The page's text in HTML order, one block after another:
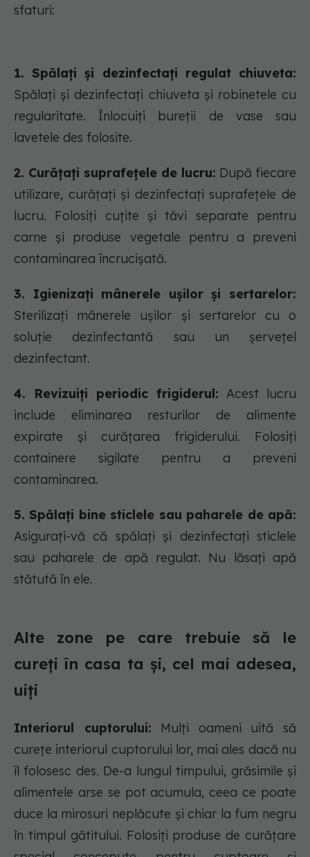
sfaturi:
1. Spălați și dezinfectați regulat chiuveta:
Spălați și dezinfectați chiuveta și robinetele cu
regularitate. Înlocuiți bureții de vase sau
lavetele des folosite.
2. Curățați suprafețele de lucru: După fiecare
utilizare, curățați și dezinfectați suprafețele de
lucru. Folosiți cuțite și tăvi separate pentru
carne și produse vegetale pentru a preveni
contaminarea încrucișată.
3. Igienizați mânerele ușilor și sertarelor:
Sterilizați mânerele ușilor și sertarelor cu o
soluție dezinfectantă sau un șervețel
dezinfectant.
4. Revizuiți periodic frigiderul: Acest lucru
include eliminarea resturilor de alimente
expirate și curățarea frigiderului. Folosiți
containere sigilate pentru a preveni
contaminarea.
5. Spălați bine sticlele sau paharele de apă:
Asigurați-vă că spălați și dezinfectați sticlele
sau paharele de apă regulat. Nu lăsați apă
stătută în ele.
Alte zone pe care trebuie să le
cureți în casa ta și, cel mai adesea,
uiți
Interiorul cuptorului: Mulți oameni uită să
curețe interiorul cuptorului lor, mai ales dacă nu
îl folosesc des. De-a lungul timpului, grăsimile și
alimentele arse se pot acumula, ceea ce poate
duce la mirosuri neplăcute și chiar la fum negru
în timpul gătitului. Folosiți produse de curățare